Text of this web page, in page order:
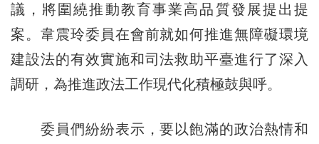
議，將圍繞推動教育事業高品質發展提出提
案。韋震玲委員在會前就如何推進無障礙環境
建設法的有效實施和司法救助平臺進行了深入
調研，為推進政法工作現代化積極鼓與呼。
委員們紛紛表示，要以飽滿的政治熱情和